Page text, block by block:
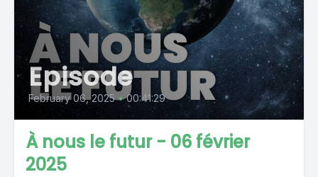
Episode
February 06, 2025 • 00:41:29
À nous le futur - 06 février
2025